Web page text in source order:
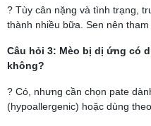
? Tùy cân nặng và tình trạng,
thành nhiều bữa. Sen nên
Câu hỏi 3: Mèo bị dị ứng có
không?
? Có, nhưng cần chọn pate
(hypoallergenic) hoặc dùng